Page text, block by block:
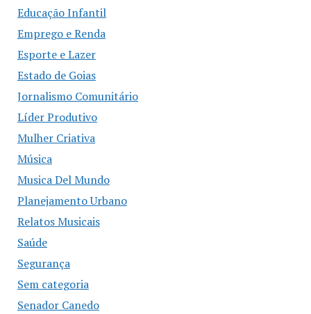
Educação Infantil
Emprego e Renda
Esporte e Lazer
Estado de Goias
Jornalismo Comunitário
Líder Produtivo
Mulher Criativa
Música
Musica Del Mundo
Planejamento Urbano
Relatos Musicais
Saúde
Segurança
Sem categoria
Senador Canedo